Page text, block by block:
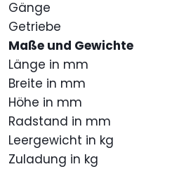
Gänge
Getriebe
Maße und Gewichte
Länge in mm
Breite in mm
Höhe in mm
Radstand in mm
Leergewicht in kg
Zuladung in kg